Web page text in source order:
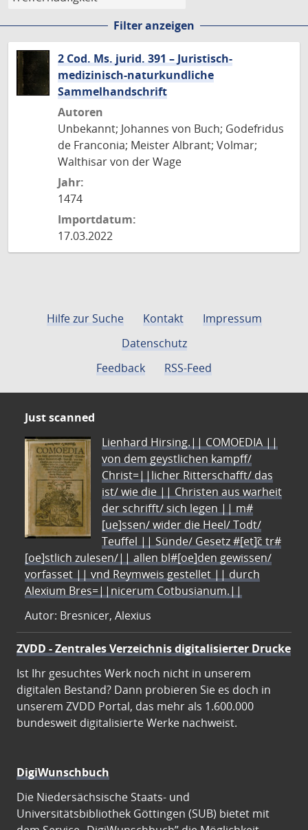
Filter anzeigen
2 Cod. Ms. jurid. 391 – Juristisch-
medizinisch-naturkundliche
Sammelhandschrift
Autoren
Unbekannt; Johannes von Buch; Godefridus
de Franconia; Meister Albrant; Volmar;
Walthisar von der Wage
Jahr:
1474
Importdatum:
17.03.2022
Hilfe zur Suche Kontakt
Impressum
Datenschutz
Feedback
RSS-Feed
Just scanned
Lienhard Hirsing.|| COMOEDIA ||
von dem geystlichen kampff/
Christ=||licher Ritterschafft/ das
ist/ wie die || Christen aus warheit
der schrifft/ sich legen || m#
[ue]ssen/ wider die Heel/ Todt/
Teuffel || Sünde/ Gesetz #[et]c̃ tr#
[oe]stlich zulesen/|| allen bl#[oe]den gewissen/
vorfasset || vnd Reymweis gestellet || durch
Alexium Bres=||nicerum Cotbusianum.||
Autor: Bresnicer, Alexius
ZVDD - Zentrales Verzeichnis digitalisierter Drucke
Ist Ihr gesuchtes Werk noch nicht in unserem
digitalen Bestand? Dann probieren Sie es doch in
unserem ZVDD Portal, das mehr als 1.600.000
bundesweit digitalisierte Werke nachweist.
DigiWunschbuch
Die Niedersächsische Staats- und
Universitätsbibliothek Göttingen (SUB) bietet mit